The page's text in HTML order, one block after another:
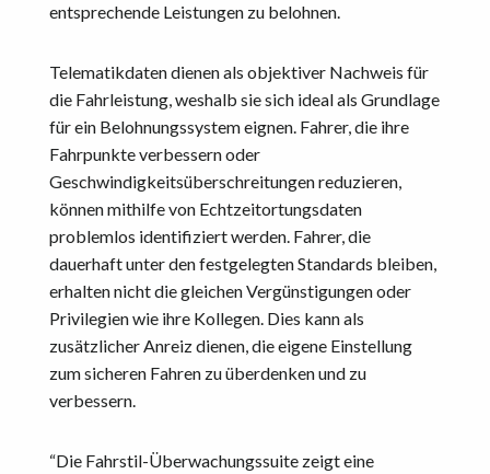
entsprechende Leistungen zu belohnen.
Telematikdaten dienen als objektiver Nachweis für
die Fahrleistung, weshalb sie sich ideal als Grundlage
für ein Belohnungssystem eignen. Fahrer, die ihre
Fahrpunkte verbessern oder
Geschwindigkeitsüberschreitungen reduzieren,
können mithilfe von Echtzeitortungsdaten
problemlos identifiziert werden. Fahrer, die
dauerhaft unter den festgelegten Standards bleiben,
erhalten nicht die gleichen Vergünstigungen oder
Privilegien wie ihre Kollegen. Dies kann als
zusätzlicher Anreiz dienen, die eigene Einstellung
zum sicheren Fahren zu überdenken und zu
verbessern.
“Die Fahrstil-Überwachungssuite zeigt eine